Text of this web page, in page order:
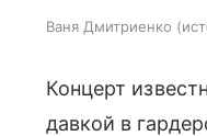
Ваня Дмитриенко
Концерт
давкой в